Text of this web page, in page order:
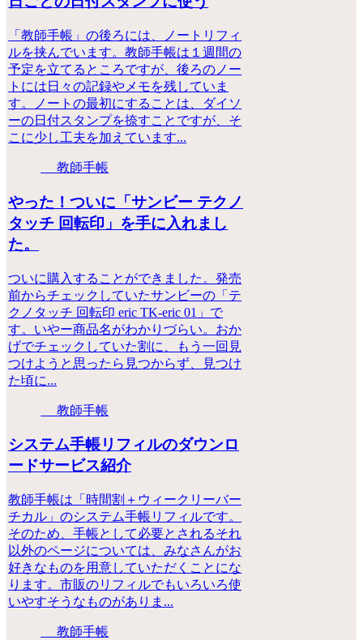
「教師手帳」の後ろには、ノートリフィ
ルを挟んでいます。教師手帳は１週間の
予定を立てるところですが、後ろのノー
トには日々の記録やメモを残していま
す。ノートの最初にすることは、ダイソ
ーの日付スタンプを捺すことですが、そ
こに少し工夫を加えています...
教師手帳
やった！ついに「サンビー テクノ
タッチ 回転印」を手に入れまし
た。
ついに購入することができました。発売
前からチェックしていたサンビーの「テ
クノタッチ 回転印 eric TK-eric 01」で
す。いやー商品名がわかりづらい。おか
げでチェックしていた割に、もう一回見
つけようと思ったら見つからず、見つけ
た頃に...
教師手帳
システム手帳リフィルのダウンロ
ードサービス紹介
教師手帳は「時間割＋ウィークリーバー
チカル」のシステム手帳リフィルです。
そのため、手帳として必要とされるそれ
以外のページについては、みなさんがお
好きなものを用意していただくことにな
ります。市販のリフィルでもいろいろ使
いやすそうなものがありま...
教師手帳